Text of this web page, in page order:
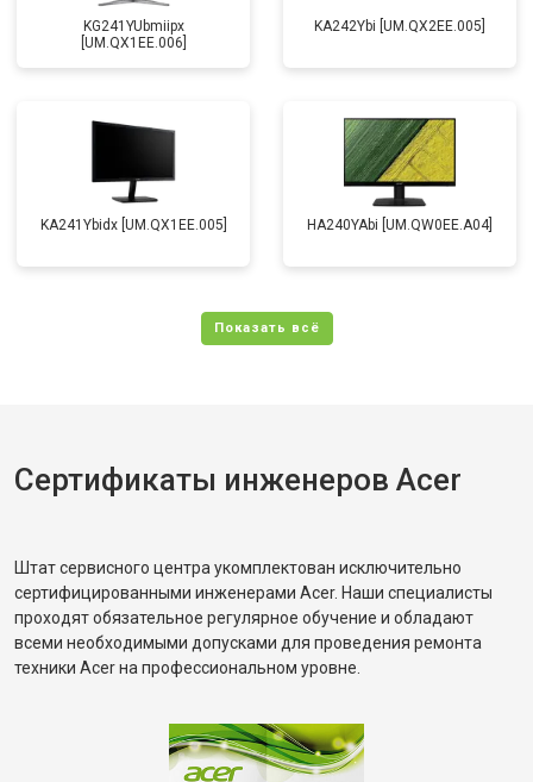
KG241YUbmiipx
[UM.QX1EE.006]
KA242Ybi [UM.QX2EE.005]
KA241Ybidx [UM.QX1EE.005] HA240YAbi [UM.QW0EE.A04]
Сертификаты инженеров Acer
Штат сервисного центра укомплектован исключительно
сертифицированными инженерами Acer. Наши специалисты
проходят обязательное регулярное обучение и обладают
всеми необходимыми допусками для проведения ремонта
техники Acer на профессиональном уровне.